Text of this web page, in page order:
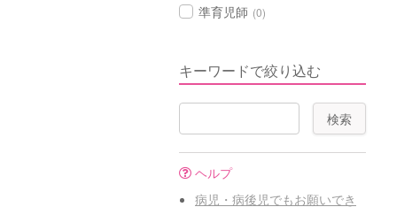
準育児師 (0)
キーワードで絞り込む
ヘルプ
病児・病後児でもお願いでき